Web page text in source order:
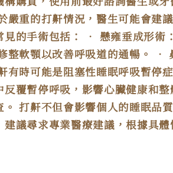
嚴重的打鼾情況，醫生可能會建
的手術包括：
• 懸雍垂成形術
整軟顎以改善呼吸道的通暢。 •
有時可能是阻塞性睡眠呼吸暫停
反覆暫停呼吸，影響心臟健康和
打鼾不但會影響個人的睡眠品
建議尋求專業醫療建議，根據具